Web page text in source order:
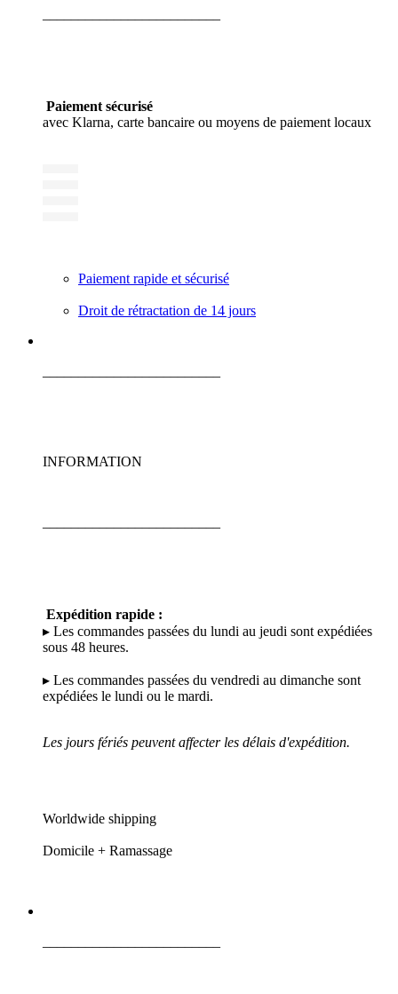
Paiement sécurisé
avec Klarna, carte bancaire ou moyens de paiement locaux
Paiement rapide et sécurisé
Droit de rétractation de 14 jours
INFORMATION
Expédition rapide :
▸ Les commandes passées du lundi au jeudi sont expédiées
sous 48 heures.
▸ Les commandes passées du vendredi au dimanche sont
expédiées le lundi ou le mardi.
Les jours fériés peuvent affecter les délais d'expédition.
Worldwide shipping
Domicile + Ramassage